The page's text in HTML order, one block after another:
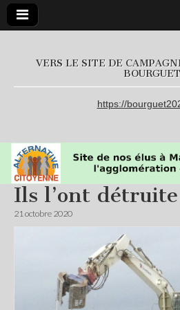
VERS LE SITE DE
https://
Ils l’ont
21 octobre 2020